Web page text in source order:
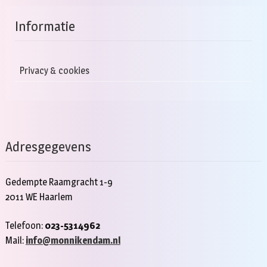
Informatie
Privacy & cookies
Adresgegevens
Gedempte Raamgracht 1-9
2011 WE Haarlem
Telefoon: 023-5314962
Mail: info@monnikendam.nl